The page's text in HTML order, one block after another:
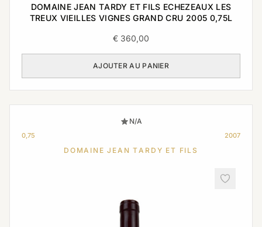
DOMAINE JEAN TARDY ET FILS ECHEZEAUX LES
TREUX VIEILLES VIGNES GRAND CRU 2005 0,75L
€ 360,00
AJOUTER AU PANIER
N/A
0,75 2007
DOMAINE JEAN TARDY ET FILS